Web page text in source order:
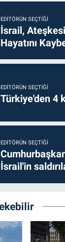
EDITÖRÜN SEÇTIĞI
İsrail,
Hayatını
EDITÖRÜN SEÇTIĞI
Türkiye'den 4
EDITÖRÜN SEÇTIĞI
İsrail'in